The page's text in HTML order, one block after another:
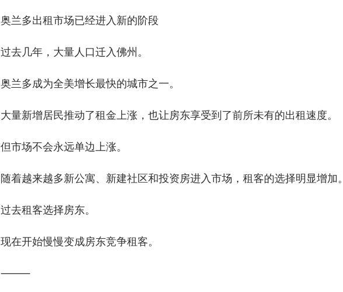
奥兰多出租市场已经进入新的阶段
过去几年，大量人口迁入佛州。
奥兰多成为全美增长最快的城市之一。
大量新增居民推动了租金上涨，也让房东享受到了前所未有的出租速度。
但市场不会永远单边上涨。
随着越来越多新公寓、新建社区和投资房进入市场，租客的选择明显增加。
过去租客选择房东。
现在开始慢慢变成房东竞争租客。
⸻